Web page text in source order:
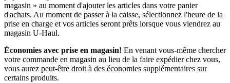
magasin » au moment d'ajouter les articles dans votre panier
d'achats. Au moment de passer à la caisse, sélectionnez l'heure de la
prise en charge et vos articles seront prêts lorsque vous viendrez au
magasin U-Haul.
Économies avec prise en magasin! En venant vous-même chercher
votre commande en magasin au lieu de la faire expédier chez vous,
vous aurez peut-être droit à des économies supplémentaires sur
certains produits.